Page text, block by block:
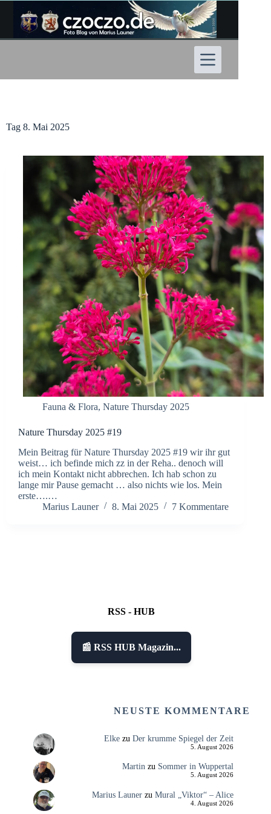
Inhalt
springen
Tag 8. Mai 2025
Fauna & Flora, Nature Thursday 2025
Nature Thursday 2025 #19
Mein Beitrag für Nature Thursday 2025 #19 wir ihr gut
weist… ich befinde mich zz in der Reha.. denoch will
ich mein Kontakt nicht abbrechen. Ich hab schon zu
lange mir Pause gemacht … also nichts wie los. Mein
erste….…
Marius Launer
8. Mai 2025 7 Kommentare
RSS - HUB
📰 RSS HUB Magazin...
NEUSTE KOMMENTARE
Elkezu Der krumme Spiegel der Zeit
5. August 2026
Martinzu Sommer in Wuppertal
5. August 2026
Marius Launerzu Mural „Viktor“ – Alice
4. August 2026